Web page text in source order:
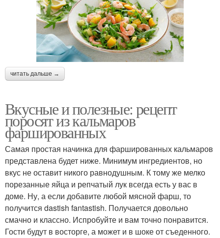
читать дальше →
Вкусные и полезные: рецепт
поросят из кальмаров
фаршированных
Самая простая начинка для фаршированных кальмаров
представлена будет ниже. Минимум ингредиентов, но
вкус не оставит никого равнодушным. К тому же мелко
порезанные яйца и репчатый лук всегда есть у вас в
доме. Ну, а если добавите любой мясной фарш, то
получится dastish fantastish. Получается довольно
смачно и классно. Испробуйте и вам точно понравится.
Гости будут в восторге, а может и в шоке от съеденного.